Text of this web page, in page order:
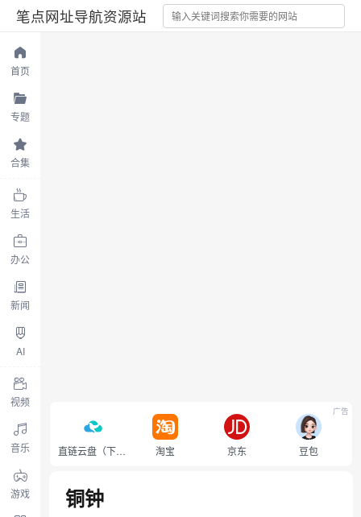
笔点网址导航资源站
首页
专题
合集
生活
办公
新闻
AI
视频
音乐
游戏
直链云盘（下载不限速） 淘宝 京东 豆包
广告
铜钟